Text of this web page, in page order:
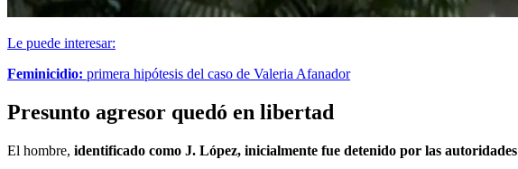
Le puede interesar:
Feminicidio: primera hipótesis del caso de Valeria Afanador
Presunto agresor quedó en libertad
El hombre, identificado como J. López, inicialmente fue detenido por las autoridades